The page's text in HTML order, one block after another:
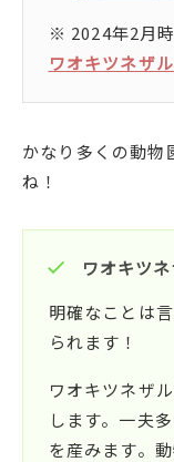
※ 2024年2月時
ワオキツネザ
かなり多くの動物
ね！
ワオキツ
明確なことは
られます！
ワオキツネザ
します。一夫
を産みます。